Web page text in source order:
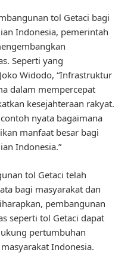
tol Getaci bagi
Indonesia, pemerintah
Seperti yang
Widodo, “Infrastruktur
dalam mempercepat
kesejahteraan rakyat.
nyata bagaimana
manfaat besar bagi
Indonesia.”
tol Getaci telah
bagi masyarakat dan
pembangunan
seperti tol Getaci dapat
pertumbuhan
Indonesia.